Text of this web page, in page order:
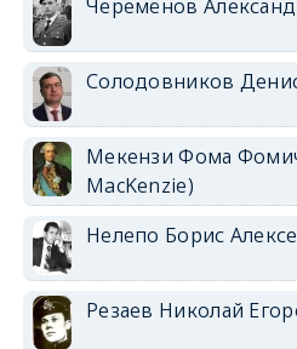
Черемёнов
Солодовников
Мекензи Фома
MacKenzie)
Нелепо Борис
Резаев Николай